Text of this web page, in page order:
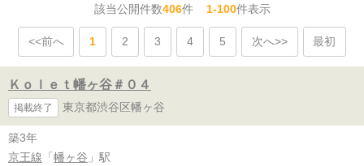
該当公開件数406件1-100件表示
<<前へ 1 2 3 4 5 次へ>> 最初
Ｋｏｌｅｔ幡ヶ谷＃０４
掲載終了 東京都渋谷区幡ヶ谷
築3年
京王線 「 幡ヶ谷 」駅